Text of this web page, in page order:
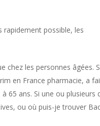
rapidement possible, les
chez les personnes âgées.
en France pharmacie, a
65 ans. Si une ou plusieurs
ou où puis-je trouver